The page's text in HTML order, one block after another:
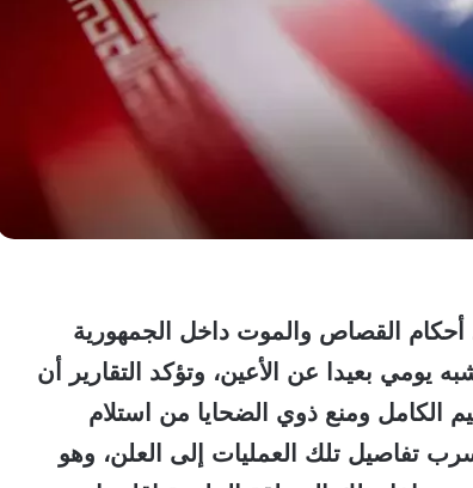
أحكام القصاص والموت داخل الجمهورية
يومي بعيدا عن الأعين، وتؤكد التقارير أن
الكامل ومنع ذوي الضحايا من استلام
تفاصيل تلك العمليات إلى العلن، وهو